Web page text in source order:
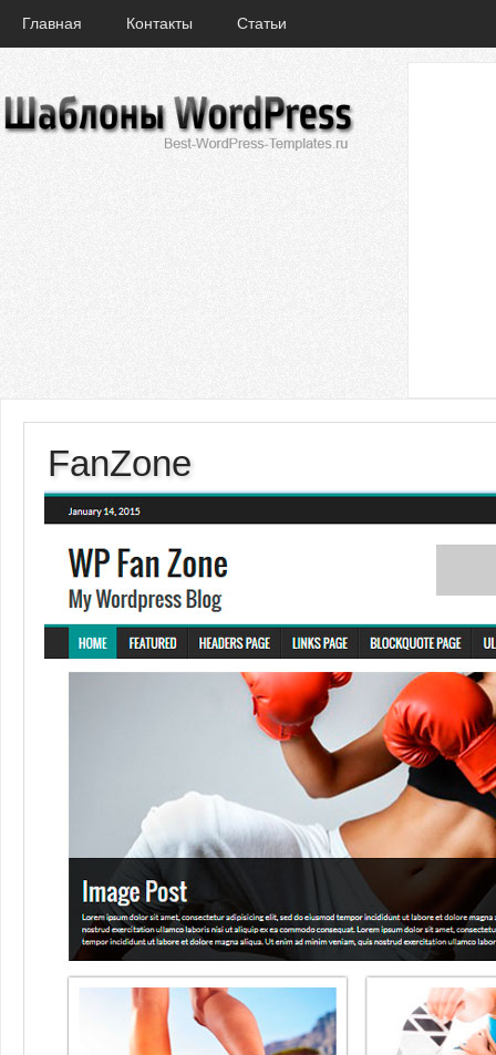
Главная Контакты Статьи
FanZone